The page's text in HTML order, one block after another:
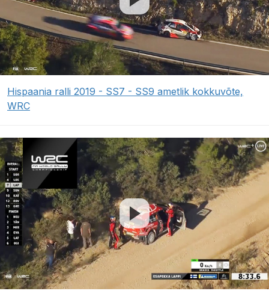
Hispaania ralli 2019 - SS7 - SS9 ametlik kokkuvõte,
WRC